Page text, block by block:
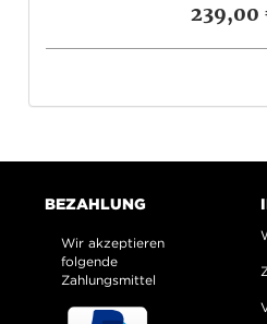
239,00
BEZAHLUNG
Wir akzeptieren
folgende
Zahlungsmittel